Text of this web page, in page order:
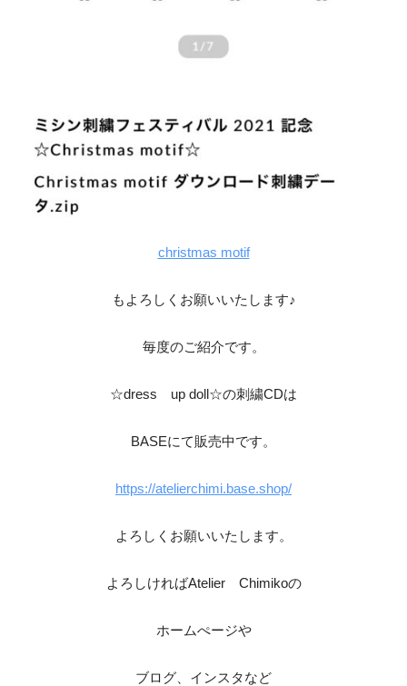
christmas motif
もよろしくお願いいたします♪
毎度のご紹介です。
☆dress up doll☆の刺繍CDは
BASEにて販売中です。
https://atelierchimi.base.shop/
よろしくお願いいたします。
よろしければAtelier Chimikoの
ホームぺージや
ブログ、インスタなど